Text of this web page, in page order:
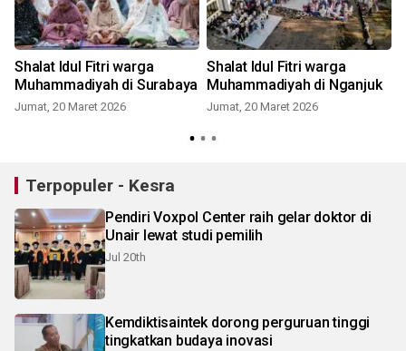
Shalat Idul Fitri warga
Muhammadiyah di Surabaya
Jumat, 20 Maret 2026
Shalat Idul Fitri warga
Muhammadiyah di Nganjuk
Jumat, 20 Maret 2026
Terpopuler - Kesra
Pendiri Voxpol Center raih gelar doktor di
Unair lewat studi pemilih
Jul 20th
Kemdiktisaintek dorong perguruan tinggi
tingkatkan budaya inovasi